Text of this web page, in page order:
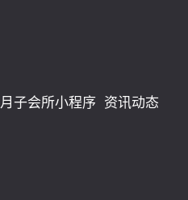
月子会所小程序 资讯动态